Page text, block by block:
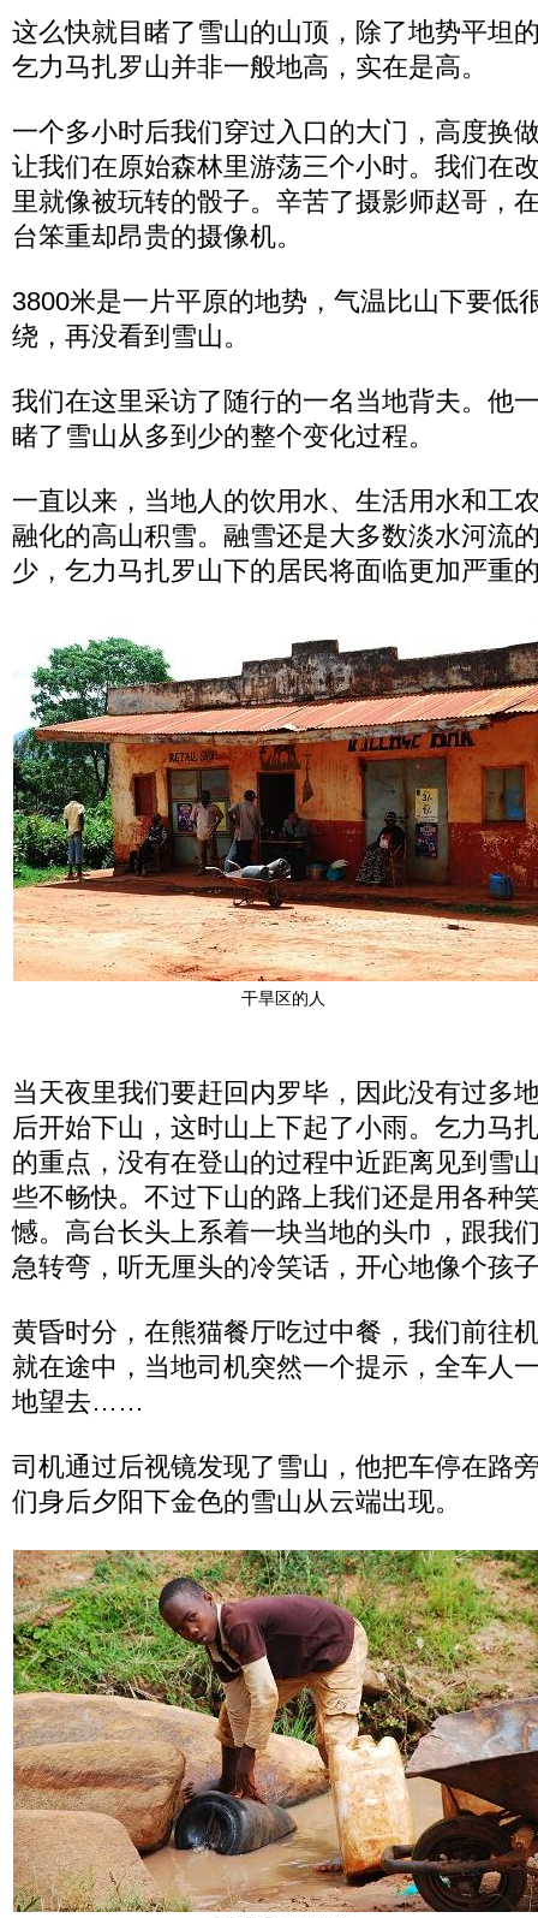
这么快就目睹了雪山的山顶，除了地势平坦
乞力马扎罗山并非一般地高，实在是高。
一个多小时后我们穿过入口的大门，高度换
让我们在原始森林里游荡三个小时。我们在
里就像被玩转的骰子。辛苦了摄影师赵哥，
台笨重却昂贵的摄像机。
3800米是一片平原的地势，气温比山下要低
绕，再没看到雪山。
我们在这里采访了随行的一名当地背夫。他
睹了雪山从多到少的整个变化过程。
一直以来，当地人的饮用水、生活用水和工
融化的高山积雪。融雪还是大多数淡水河流
少，乞力马扎罗山下的居民将面临更加严重
干旱区的人
当天夜里我们要赶回内罗毕，因此没有过多
后开始下山，这时山上下起了小雨。乞力马
的重点，没有在登山的过程中近距离见到雪
些不畅快。不过下山的路上我们还是用各种
憾。高台长头上系着一块当地的头巾，跟我
急转弯，听无厘头的冷笑话，开心地像个孩
黄昏时分，在熊猫餐厅吃过中餐，我们前往
就在途中，当地司机突然一个提示，全车人
地望去……
司机通过后视镜发现了雪山，他把车停在路
们身后夕阳下金色的雪山从云端出现。